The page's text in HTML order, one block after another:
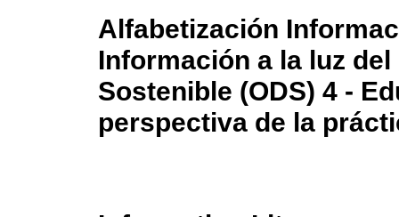
Alfabetización
Información a la luz
Sostenible (ODS) 4 -
perspectiva de la